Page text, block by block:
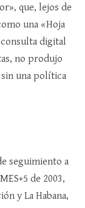
que, lejos de
una «Hoja
digital
no produjo
una política
seguimiento a
de 2003,
y La Habana,